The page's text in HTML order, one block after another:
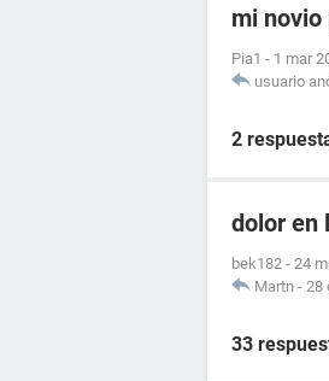
mi novio
Pia1 - 1 mar
usuario
2
dolor en
bek182 - 24
Martn - 28
33